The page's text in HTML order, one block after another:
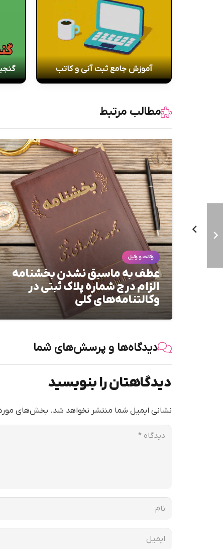
آموزش جامع ثبت آنی و کاتب
مطالب مرتبط
وکالت و وکیل
عطف به ماسبق نشدن بخشنامه
الزام درج شماره پلاک ثبتی در
وکالتنامه‌های کلی
دیدگاه‌ها و پرسش‌های شما
دیدگاهتان را بنویسید
نشانی ایمیل شما منتشر نخواهد شد. بخش‌های